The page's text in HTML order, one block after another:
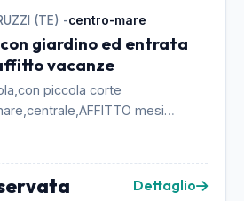
(TE) -centro-mare
giardino ed entrata
vacanze
piccola corte
mesi
con
GRAT...
Dettaglio